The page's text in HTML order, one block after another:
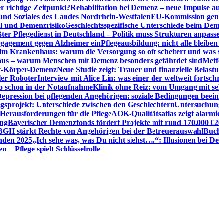
richtige Zeitpunkt?Rehabilitation bei Demenz – neue Impulse
Soziales des Landes Nordrhein-WestfalenEU-Kommission
und DemenzrisikoGeschlechtsspezifische Unterschiede beim
Pflegedienst in Deutschland – Politik muss Strukturen
gegen Alzheimer einPflegeausbildung: nicht alle bleiben
Krankenhaus: warum die Versorgung so oft scheitert und was
– warum Menschen mit Demenz besonders gefährdet sind
Körper-DemenzNeue Studie zeigt: Trauer und finanzielle
RoboterInterview mit Alice Lin: was einer der weltweit
schon in der NotaufnahmeKlinik ohne Reiz: vom Umgang mit
bei pflegenden Angehörigen: soziale Bedingungen
Unterschiede zwischen den Geschlechtern
für die PflegeAOK-Qualitätsatlas zeigt
Bayerischer Demenzfonds fördert Projekte mit rund 170.000 €
stärkt Rechte von Angehörigen bei der Betreuerauswahl
2025„Ich sehe was, was Du nicht siehst….“: Illusionen bei
– Pflege spielt Schlüsselrolle